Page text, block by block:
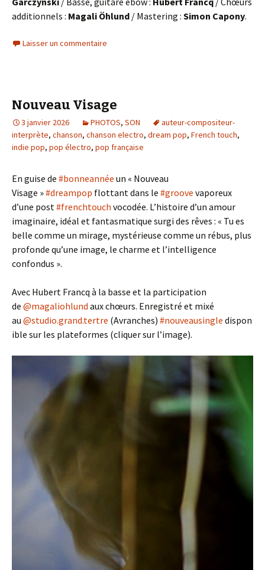
additionnels : Magali Öhlund / Mastering : Simon Capony.
Laisser un commentaire
Nouveau Visage
3 janvier 2026 PHOTOS, SON
auteur-compositeur-
interprète, chanson, chanson electro, dream pop, French touch,
indie pop, pop électro, pop française
En guise de #bonneannée un « Nouveau
Visage »#dreampop flottant dans le #groove vaporeux
d’une post #frenchtouch vocodée. L’histoire d’un amour
imaginaire, idéal et fantasmatique surgi des rêves : « Tu es
belle comme un mirage, mystérieuse comme un rébus, plus
profonde qu’une image, le charme et l’intelligence
confondus ».
Avec Hubert Francq à la basse et la participation
de @magaliohlund aux chœurs. Enregistré et mixé
au @studio.grand.tertre (Avranches) #nouveausingle dispon
ible sur les plateformes (cliquer sur l’image).